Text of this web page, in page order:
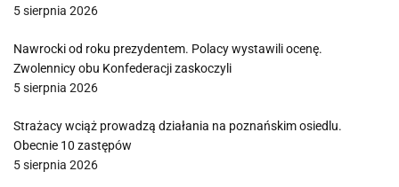
5 sierpnia 2026
Nawrocki od roku prezydentem. Polacy wystawili ocenę.
Zwolennicy obu Konfederacji zaskoczyli
5 sierpnia 2026
Strażacy wciąż prowadzą działania na poznańskim osiedlu.
Obecnie 10 zastępów
5 sierpnia 2026